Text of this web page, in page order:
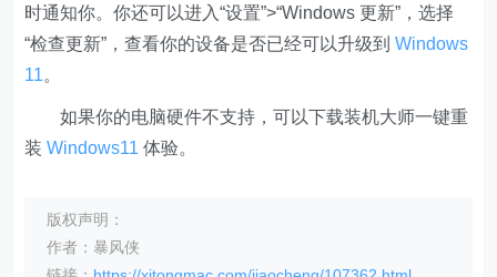
时通知你。你还可以进入“设置”>“Windows 更新”，选择
“检查更新”，查看你的设备是否已经可以升级到Windows
11。
如果你的电脑硬件不支持，可以下载装机大师一键重
装Windows11 体验。
版权声明：
作者：暴风侠